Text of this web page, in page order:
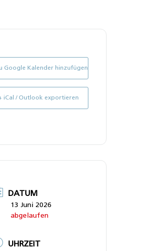
Google Kalender hinzufügen
iCal / Outlook exportieren
DATUM
13 Juni 2026
abgelaufen
UHRZEIT